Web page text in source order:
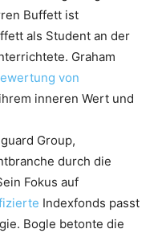
Buffett ist
als Student an der
Graham
von
inneren Wert und
Group,
durch die
Fokus auf
Indexfonds passt
Bogle betonte die